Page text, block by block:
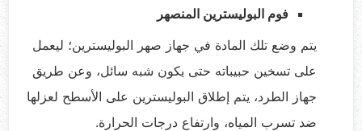
فوم البوليسترين المنصهر
يتم وضع تلك المادة في جهاز صهر البوليسترين؛ ليعمل
على تسخين حبيباته حتى يكون شبه سائل، وعن طريق
جهاز الطرد، يتم إطلاق البوليسترين على الأسطح لعزلها
ضد تسرب المياه، وارتفاع درجات الحرارة.